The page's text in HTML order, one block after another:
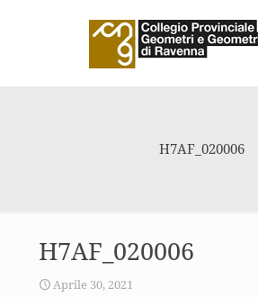
H7AF_020006
H7AF_020006
Aprile 30, 2021